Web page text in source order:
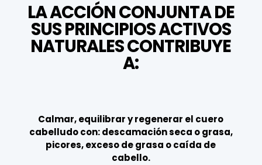
LA ACCIÓN CONJUNTA DE
SUS PRINCIPIOS ACTIVOS
NATURALES CONTRIBUYE
A:
Calmar, equilibrar y regenerar el cuero
cabelludo con: descamación seca o grasa,
picores, exceso de grasa o caída de
cabello.